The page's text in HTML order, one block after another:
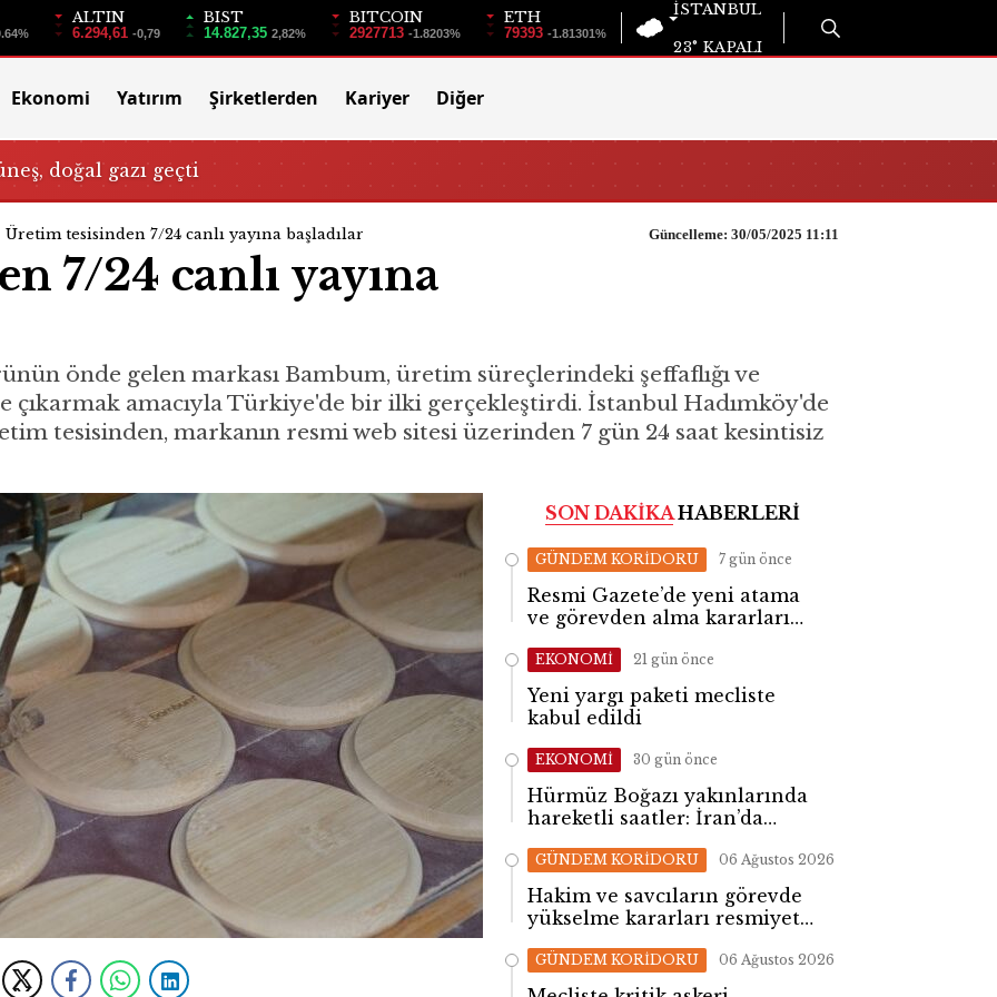
ALTIN
6.294,61 -0,79
BIST
14.827,35 2,82%
BITCOIN
2927713 -1.8203%
ETH
79393 -1.81301%
İSTANBUL
23° KAPALI
Ekonomi Yatırım Şirketlerden Kariyer Diğer
doğal gazı geçti
Üretim tesisinden 7/24 canlı yayına başladılar Güncelleme: 30/05/2025 11:11
7/24 canlı yayına
önde gelen markası Bambum, üretim süreçlerindeki şeffaflığı ve
çıkarmak amacıyla Türkiye'de bir ilki gerçekleştirdi. İstanbul Hadımköy'de
tesisinden, markanın resmi web sitesi üzerinden 7 gün 24 saat kesintisiz
SON DAKİKAHABERLERİ
GÜNDEM KORİDORU 7 gün önce
Resmi Gazete’de yeni atama
ve görevden alma kararları
EKONOMİ 21 gün önce
Yeni yargı paketi mecliste
kabul edildi
EKONOMİ 30 gün önce
Hürmüz Boğazı yakınlarında
hareketli saatler: İran’da
GÜNDEM KORİDORU 06 Ağustos 2026
Hakim ve savcıların görevde
yükselme kararları resmiyet
GÜNDEM KORİDORU 06 Ağustos 2026